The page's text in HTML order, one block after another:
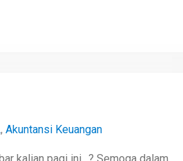
, Akuntansi Keuangan